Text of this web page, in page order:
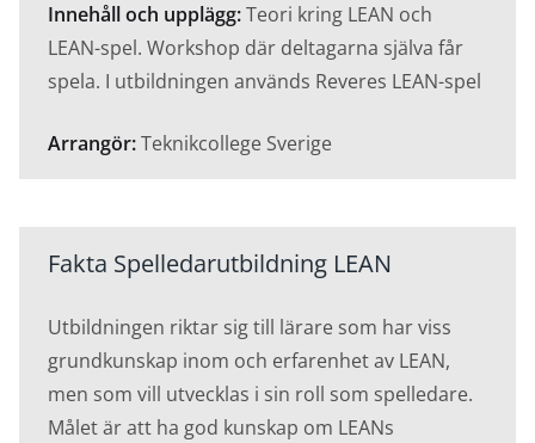
Innehåll och upplägg:Teori kring LEAN och
LEAN-spel. Workshop där deltagarna själva får
spela. I utbildningen används Reveres LEAN-spel
Arrangör:Teknikcollege Sverige
Fakta Spelledarutbildning LEAN
Utbildningen riktar sig till lärare som har viss
grundkunskap inom och erfarenhet av LEAN,
men som vill utvecklas i sin roll som spelledare.
Målet är att ha god kunskap om LEANs